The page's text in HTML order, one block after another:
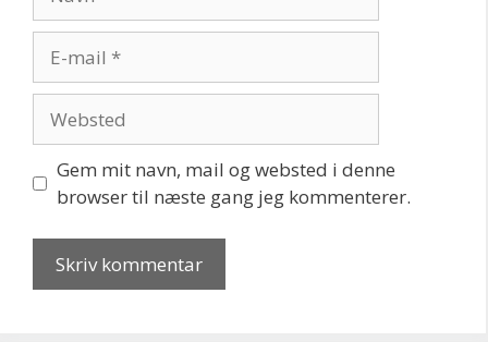
mail
Gem mit navn, mail og websted i denne
browser til næste gang jeg kommenterer.